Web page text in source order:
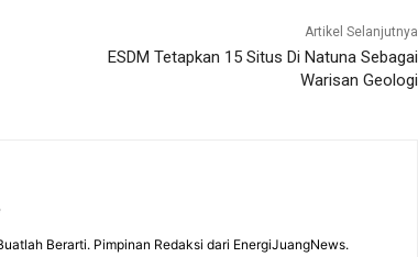
Artikel Selanjutnya
ESDM Tetapkan 15 Situs Di Natuna Sebagai
Warisan Geologi
Berarti. Pimpinan Redaksi dari EnergiJuangNews.